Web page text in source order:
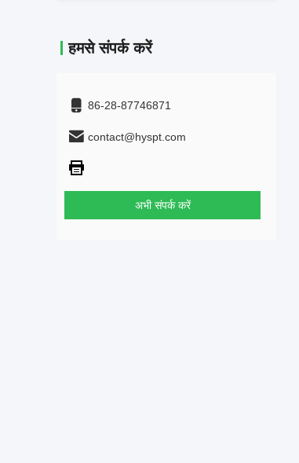
हमसे संपर्क करें
86-28-87746871
contact@hyspt.com
अभी संपर्क करें